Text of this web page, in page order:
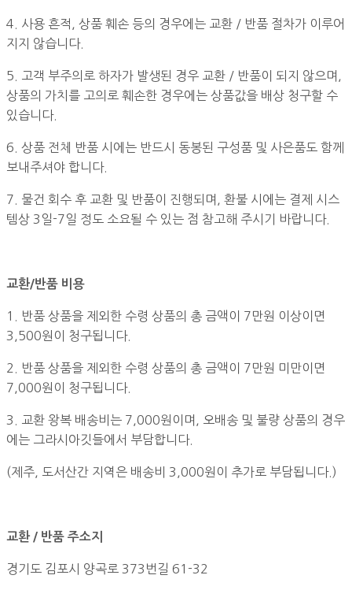
4. 사용 흔적, 상품 훼손 등의 경우에는 교환 / 반품 절차가 이루어
지지 않습니다.
5. 고객 부주의로 하자가 발생된 경우 교환 / 반품이 되지 않으며,
상품의 가치를 고의로 훼손한 경우에는 상품값을 배상 청구할 수
있습니다.
6. 상품 전체 반품 시에는 반드시 동봉된 구성품 및 사은품도 함께
보내주셔야 합니다.
7. 물건 회수 후 교환 및 반품이 진행되며, 환불 시에는 결제 시스
템상 3일-7일 정도 소요될 수 있는 점 참고해 주시기 바랍니다.
교환/반품 비용
1. 반품 상품을 제외한 수령 상품의 총 금액이 7만원 이상이면
3,500원이 청구됩니다.
2. 반품 상품을 제외한 수령 상품의 총 금액이 7만원 미만이면
7,000원이 청구됩니다.
3. 교환 왕복 배송비는 7,000원이며, 오배송 및 불량 상품의 경우
에는 그라시아깃들에서 부담합니다.
(제주, 도서산간 지역은 배송비 3,000원이 추가로 부담됩니다.)
교환 / 반품 주소지
경기도 김포시 양곡로 373번길 61-32